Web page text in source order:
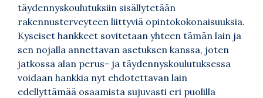
täydennyskoulutuksiin sisällytetään
rakennusterveyteen liittyviä opintokokonaisuuksia.
Kyseiset hankkeet sovitetaan yhteen tämän lain ja
sen nojalla annettavan asetuksen kanssa, joten
jatkossa alan perus- ja täydennyskoulutuksessa
voidaan hankkia nyt ehdotettavan lain
edellyttämää osaamista sujuvasti eri puolilla